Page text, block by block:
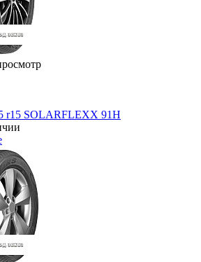
r15 SOLARFLEXX 91H